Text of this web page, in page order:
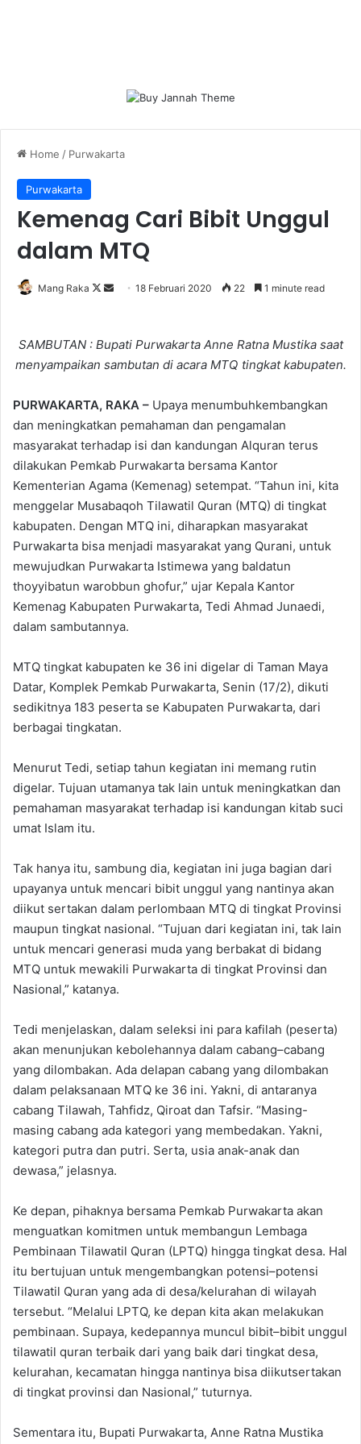
Home / Purwakarta
Purwakarta
Kemenag Cari Bibit Unggul
dalam MTQ
Mang Raka
Follow
Send18 Februari 2020 22 1 minute read
SAMBUTAN : Bupati Purwakarta Anne Ratna Mustika saat
menyampaikan sambutan di acara MTQ tingkat kabupaten.
PURWAKARTA, RAKA – Upaya menumbuhkembangkan
dan meningkatkan pemahaman dan pengamalan
masyarakat terhadap isi dan kandungan Alquran terus
dilakukan Pemkab Purwakarta bersama Kantor
Kementerian Agama (Kemenag) setempat. “Tahun ini, kita
menggelar Musabaqoh Tilawatil Quran (MTQ) di tingkat
kabupaten. Dengan MTQ ini, diharapkan masyarakat
Purwakarta bisa menjadi masyarakat yang Qurani, untuk
mewujudkan Purwakarta Istimewa yang baldatun
thoyyibatun warobbun ghofur,” ujar Kepala Kantor
Kemenag Kabupaten Purwakarta, Tedi Ahmad Junaedi,
dalam sambutannya.
MTQ tingkat kabupaten ke 36 ini digelar di Taman Maya
Datar, Komplek Pemkab Purwakarta, Senin (17/2), dikuti
sedikitnya 183 peserta se Kabupaten Purwakarta, dari
berbagai tingkatan.
Menurut Tedi, setiap tahun kegiatan ini memang rutin
digelar. Tujuan utamanya tak lain untuk meningkatkan dan
pemahaman masyarakat terhadap isi kandungan kitab suci
umat Islam itu.
Tak hanya itu, sambung dia, kegiatan ini juga bagian dari
upayanya untuk mencari bibit unggul yang nantinya akan
diikut sertakan dalam perlombaan MTQ di tingkat Provinsi
maupun tingkat nasional. “Tujuan dari kegiatan ini, tak lain
untuk mencari generasi muda yang berbakat di bidang
MTQ untuk mewakili Purwakarta di tingkat Provinsi dan
Nasional,” katanya.
Tedi menjelaskan, dalam seleksi ini para kafilah (peserta)
akan menunjukan kebolehannya dalam cabang–cabang
yang dilombakan. Ada delapan cabang yang dilombakan
dalam pelaksanaan MTQ ke 36 ini. Yakni, di antaranya
cabang Tilawah, Tahfidz, Qiroat dan Tafsir. “Masing-
masing cabang ada kategori yang membedakan. Yakni,
kategori putra dan putri. Serta, usia anak-anak dan
dewasa,” jelasnya.
Ke depan, pihaknya bersama Pemkab Purwakarta akan
menguatkan komitmen untuk membangun Lembaga
Pembinaan Tilawatil Quran (LPTQ) hingga tingkat desa. Hal
itu bertujuan untuk mengembangkan potensi–potensi
Tilawatil Quran yang ada di desa/kelurahan di wilayah
tersebut. “Melalui LPTQ, ke depan kita akan melakukan
pembinaan. Supaya, kedepannya muncul bibit–bibit unggul
tilawatil quran terbaik dari yang baik dari tingkat desa,
kelurahan, kecamatan hingga nantinya bisa diikutsertakan
di tingkat provinsi dan Nasional,” tuturnya.
Sementara itu, Bupati Purwakarta, Anne Ratna Mustika